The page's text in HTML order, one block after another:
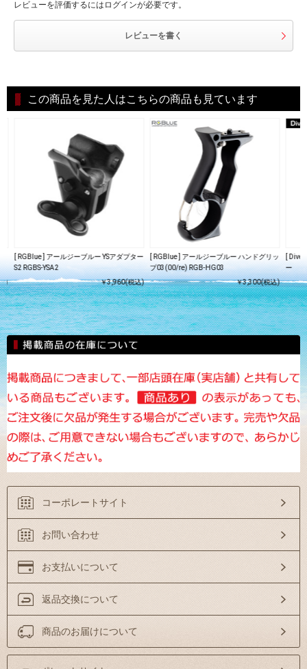
レビューを評価するにはログインが必要です。
レビューを書く
この商品を見た人はこちらの商品も見ています
)
[ RGBlue ] アールジーブルー YSアダプター
S2 RGBS-YSA2
￥3,960(税込)
[ RGBlue ] アールジーブルー ハンドグリッ
プ03(00/re) RGB-HG03
￥3,300(税込)
[
ー
コーポレートサイト
お問い合わせ
お支払いについて
返品交換について
商品のお届けについて